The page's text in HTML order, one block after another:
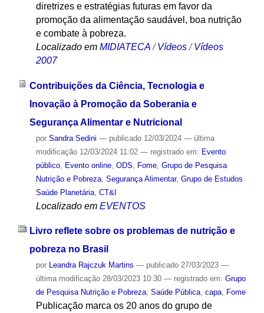
diretrizes e estratégias futuras em favor da
promoção da alimentação saudável, boa nutrição
e combate à pobreza.
Localizado em MIDIATECA /Vídeos /Vídeos
2007
Contribuições da Ciência, Tecnologia e
Inovação à Promoção da Soberania e
Segurança Alimentar e Nutricional
por Sandra Sedini — publicado12/03/2024 — última
modificação12/03/2024 11:02 — registrado em: Evento
público, Evento online, ODS Fome, Grupo de Pesquisa
Nutrição e Pobreza, Segurança Alimentar, Grupo de Estudos
Saúde Planetária, CT&I
Localizado em EVENTOS
Livro reflete sobre os problemas de nutrição e
pobreza no Brasil
por Leandra Rajczuk Martins — publicado27/03/2023 —
última modificação28/03/2023 10:30 — registrado em: Grupo
de Pesquisa Nutrição e Pobreza, Saúde Pública, capa, Fome
Publicação marca os 20 anos do grupo de